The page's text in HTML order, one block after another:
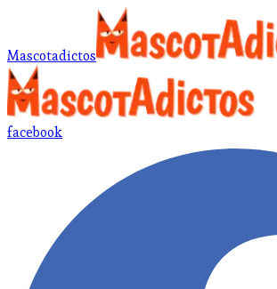
Mascotadictos
facebook